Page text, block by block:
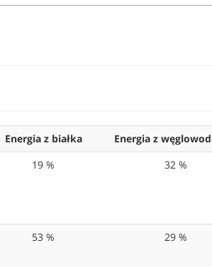
Energia z białka Energia z
19 % 32 %
53 % 29 %